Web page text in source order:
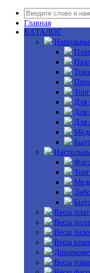
Главная
КАТАЛОГ
Для
Для
Для
Весы
Весы
Весы
Весы
Весы